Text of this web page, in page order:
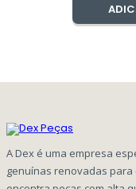
A Dex é uma empresa
genuínas renovadas para